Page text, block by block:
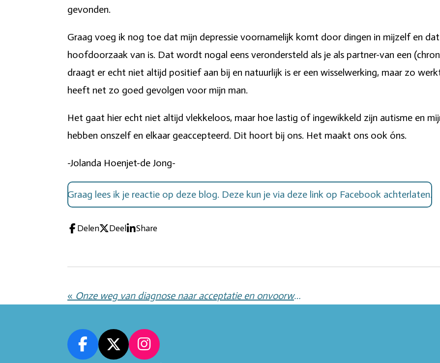
gevonden.
Graag voeg ik nog toe dat mijn depressie voornamelijk komt door dingen in mijzelf en
hoofdoorzaak van is. Dat wordt nogal eens verondersteld als je als partner-van een
draagt er echt niet altijd positief aan bij en natuurlijk is er een wisselwerking, maar zo
heeft net zo goed gevolgen voor mijn man.
Het gaat hier echt niet altijd vlekkeloos, maar hoe lastig of ingewikkeld zijn autisme en
hebben onszelf en elkaar geaccepteerd. Dit hoort bij ons. Het maakt ons ook óns.
-Jolanda Hoenjet-de Jong-
Graag lees ik je reactie op deze blog. Deze kun je via deze link op Facebook achterlaten.
Delen Deel Share
« Onze weg van diagnose naar acceptatie en onvoorwaardelijke verbondenheid
F
X
I